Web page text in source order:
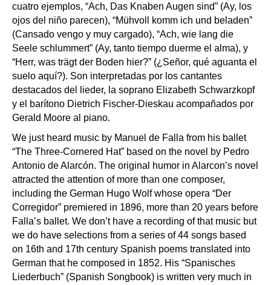
cuatro ejemplos, “Ach, Das Knaben Augen sind” (Ay, los
ojos del niño parecen), “Mühvoll komm ich und beladen”
(Cansado vengo y muy cargado), “Ach, wie lang die
Seele schlummert” (Ay, tanto tiempo duerme el alma), y
“Herr, was trägt der Boden hier?” (¿Señor, qué aguanta el
suelo aquí?). Son interpretadas por los cantantes
destacados del lieder, la soprano Elizabeth Schwarzkopf
y el barítono Dietrich Fischer-Dieskau acompañados por
Gerald Moore al piano.
We just heard music by Manuel de Falla from his ballet
“The Three-Cornered Hat” based on the novel by Pedro
Antonio de Alarcón. The original humor in Alarcon’s novel
attracted the attention of more than one composer,
including the German Hugo Wolf whose opera “Der
Corregidor” premiered in 1896, more than 20 years before
Falla’s ballet. We don’t have a recording of that music but
we do have selections from a series of 44 songs based
on 16th and 17th century Spanish poems translated into
German that he composed in 1852. His “Spanisches
Liederbuch” (Spanish Songbook) is written very much in